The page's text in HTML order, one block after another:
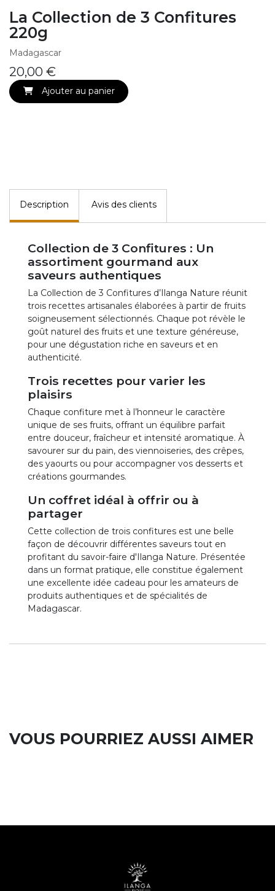
La Collection de 3 Confitures
220g
Madagascar
20,00 €
Ajouter au panier
Description Avis des clients
Collection de 3 Confitures : Un
assortiment gourmand aux
saveurs authentiques
La Collection de 3 Confitures d’Ilanga Nature réunit
trois recettes artisanales élaborées à partir de fruits
soigneusement sélectionnés. Chaque pot révèle le
goût naturel des fruits et une texture généreuse,
pour une dégustation riche en saveurs et en
authenticité.
Trois recettes pour varier les
plaisirs
Chaque confiture met à l’honneur le caractère
unique de ses fruits, offrant un équilibre parfait
entre douceur, fraîcheur et intensité aromatique. À
savourer sur du pain, des viennoiseries, des crêpes,
des yaourts ou pour accompagner vos desserts et
créations gourmandes.
Un coffret idéal à offrir ou à
partager
Cette collection de trois confitures est une belle
façon de découvrir différentes saveurs tout en
profitant du savoir-faire d'Ilanga Nature. Présentée
dans un format pratique, elle constitue également
une excellente idée cadeau pour les amateurs de
produits authentiques et de spécialités de
Madagascar.
VOUS POURRIEZ AUSSI AIMER